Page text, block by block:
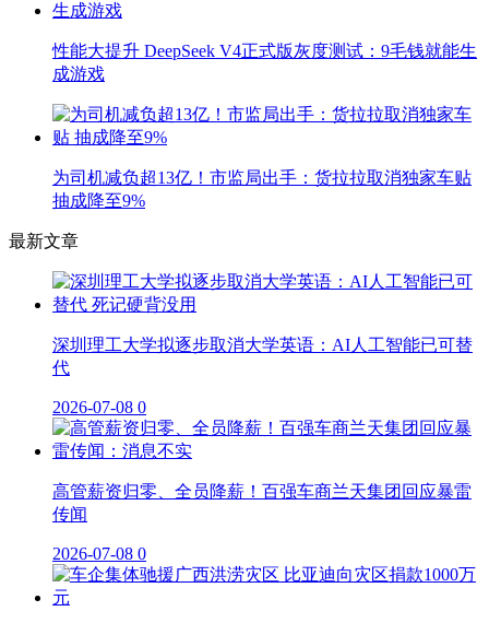
性能大提升 DeepSeek V4正式版灰度测试：9毛钱就能生
成游戏
为司机减负超13亿！市监局出手：货拉拉取消独家车贴
抽成降至9%
最新文章
深圳理工大学拟逐步取消大学英语：AI人工智能已可替
代
2026-07-08 0
高管薪资归零、全员降薪！百强车商兰天集团回应暴雷
传闻
2026-07-08 0